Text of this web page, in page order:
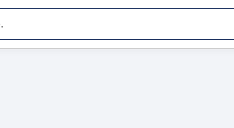
in Unternehmen.